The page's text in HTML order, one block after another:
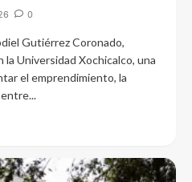
0
Gutiérrez Coronado,
Universidad Xochicalco, una
el emprendimiento, la